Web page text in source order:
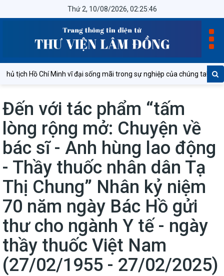
Thứ 2, 10/08/2026, 02:25:46
Hồ Chí Minh vĩ đại sống mãi trong sự nghiệp của chúng ta!
Đến với tác phẩm “tấm
lòng rộng mở: Chuyện về
bác sĩ - Anh hùng lao động
- Thầy thuốc nhân dân Tạ
Thị Chung” Nhân kỷ niệm
70 năm ngày Bác Hồ gửi
thư cho ngành Y tế - ngày
thầy thuốc Việt Nam
(27/02/1955 - 27/02/2025)